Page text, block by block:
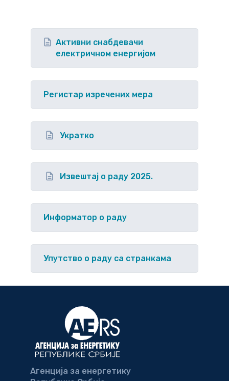
Активни снабдевачи
електричном енергијом
Регистар изречених мера
Укратко
Извештај о раду 2025.
Информатор о раду
Упутство o раду са странкама
Агенција за енергетику